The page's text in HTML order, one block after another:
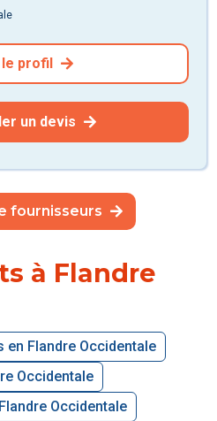
profil
un devis
fournisseurs
à Flandre
Flandre Occidentale
Occidentale
Occidentale